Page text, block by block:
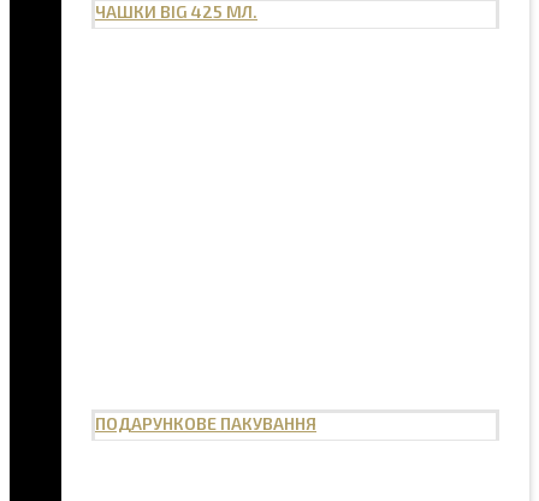
ЧАШКИ BIG 425 МЛ.
ПОДАРУНКОВЕ ПАКУВАННЯ